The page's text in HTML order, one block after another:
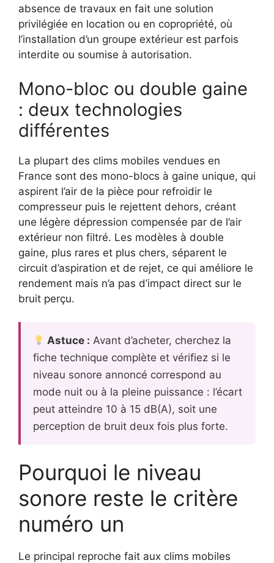
absence de travaux en fait une solution
privilégiée en location ou en copropriété, où
l’installation d’un groupe extérieur est parfois
interdite ou soumise à autorisation.
Mono-bloc ou double gaine
: deux technologies
différentes
La plupart des clims mobiles vendues en
France sont des mono-blocs à gaine unique, qui
aspirent l’air de la pièce pour refroidir le
compresseur puis le rejettent dehors, créant
une légère dépression compensée par de l’air
extérieur non filtré. Les modèles à double
gaine, plus rares et plus chers, séparent le
circuit d’aspiration et de rejet, ce qui améliore le
rendement mais n’a pas d’impact direct sur le
bruit perçu.
Astuce : Avant d’acheter, cherchez la
fiche technique complète et vérifiez si le
niveau sonore annoncé correspond au
mode nuit ou à la pleine puissance : l’écart
peut atteindre 10 à 15 dB(A), soit une
perception de bruit deux fois plus forte.
Pourquoi le niveau
sonore reste le critère
numéro un
Le principal reproche fait aux clims mobiles